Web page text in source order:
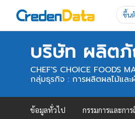
ขึ้น
บริษัท ผลิตภั
CHEF'S CHOICE FOODS
กลุ่มธุรกิจ : การผลิตผลไม้และ
ข้อมูลทั่วไป กรรมการและกา